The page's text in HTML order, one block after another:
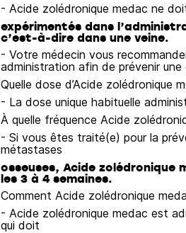
- Acide zolédronique medac ne
expérimentés dans
c’est-à-dire dans une veine.
- Votre médecin vous
administration afin de prévenir
Quelle dose d’Acide zolédronique
- La dose unique habituelle
À quelle fréquence Acide
- Si vous êtes traité(e) pour la
métastases
osseuses, Acide
les 3 à 4 semaines.
Comment Acide zolédronique
- Acide zolédronique medac est
qui doit